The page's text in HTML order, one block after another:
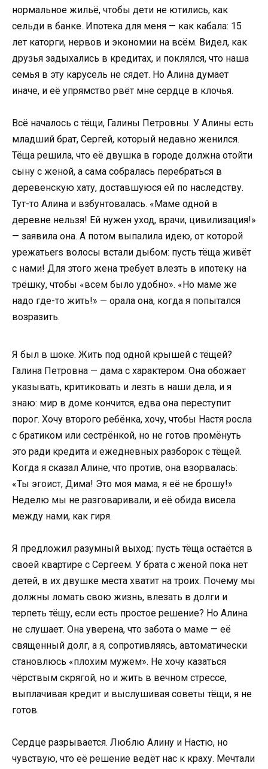
нормальное жильё, чтобы дети не ютились, как
сельди в банке. Ипотека для меня — как кабала: 15
лет каторги, нервов и экономии на всём. Видел, как
друзья задыхались в кредитах, и поклялся, что наша
семья в эту карусель не сядет. Но Алина думает
иначе, и её упрямство рвёт мне сердце в клочья.
Всё началось с тёщи, Галины Петровны. У Алины есть
младший брат, Сергей, который недавно женился.
Тёща решила, что её двушка в городе должна отойти
сыну с женой, а сама собралась перебраться в
деревенскую хату, доставшуюся ей по наследству.
Тут-то Алина и взбунтовалась. «Маме одной в
деревне нельзя! Ей нужен уход, врачи, цивилизация!»
— заявила она. А потом выпалила идею, от которой
урежатьers волосы встали дыбом: пусть тёща живёт
с нами! Для этого жена требует влезть в ипотеку на
трёшку, чтобы «всем было удобно». «Но маме же
надо где-то жить!» — орала она, когда я попытался
возразить.
Я был в шоке. Жить под одной крышей с тёщей?
Галина Петровна — дама с характером. Она обожает
указывать, критиковать и лезть в наши дела, и я
знаю: мир в доме кончится, едва она переступит
порог. Хочу второго ребёнка, хочу, чтобы Настя росла
с братиком или сестрёнкой, но не готов промёнуть
это ради кредита и ежедневных разборок с тёщей.
Когда я сказал Алине, что против, она взорвалась:
«Ты эгоист, Дима! Это моя мама, я её не брошу!»
Неделю мы не разговаривали, и её обида висела
между нами, как гиря.
Я предложил разумный выход: пусть тёща остаётся в
своей квартире с Сергеем. У брата с женой пока нет
детей, в их двушке места хватит на троих. Почему мы
должны ломать свою жизнь, влезать в долги и
терпеть тёщу, если есть простое решение? Но Алина
не слушает. Она уверена, что забота о маме — её
священный долг, а я, сопротивляясь, автоматически
становлюсь «плохим мужем». Не хочу казаться
чёрствым скрягой, но и жить в вечном стрессе,
выплачивая кредит и выслушивая советы тёщи, я не
готов.
Сердце разрывается. Люблю Алину и Настю, но
чувствую, что её решение ведёт нас к краху. Мечтали